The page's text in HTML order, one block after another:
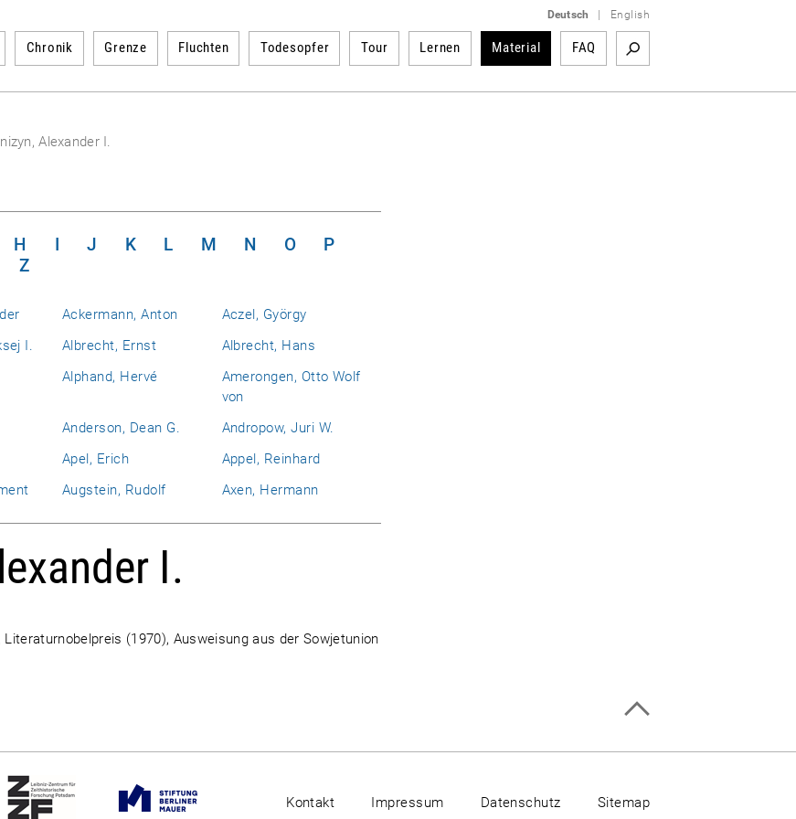
Deutsch English
Chronik Grenze Fluchten Todesopfer Tour Lernen Material FAQ
Alexander I.
H I J K L M N O
P
Z
Ackermann, Anton
Aczel, György
I. Albrecht, Ernst
Albrecht, Hans
Alphand, Hervé
Amerongen, Otto Wolf
von
Anderson, Dean G.
Andropow, Juri W.
Apel, Erich
Appel, Reinhard
Augstein, Rudolf Axen, Hermann
I.
(1970), Ausweisung aus der Sowjetunion
Kontakt Impressum Datenschutz Sitemap